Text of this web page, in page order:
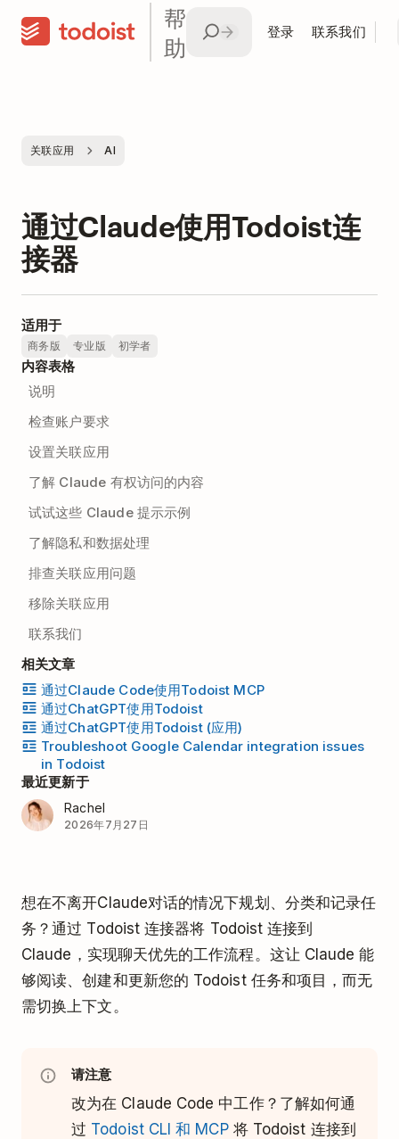
帮
助
登录 联系我们
关联应用 AI
通过Claude使用Todoist连
接器
适用于
商务版 专业版 初学者
内容表格
说明
检查账户要求
设置关联应用
了解 Claude 有权访问的内容
试试这些 Claude 提示示例
了解隐私和数据处理
排查关联应用问题
移除关联应用
联系我们
相关文章
通过Claude Code使用Todoist MCP
通过ChatGPT使用Todoist
通过ChatGPT使用Todoist (应用)
Troubleshoot Google Calendar integration issues
in Todoist
最近更新于
Rachel
2026年7月27日
想在不离开Claude对话的情况下规划、分类和记录任
务？通过 Todoist 连接器将 Todoist 连接到
Claude，实现聊天优先的工作流程。这让 Claude 能
够阅读、创建和更新您的 Todoist 任务和项目，而无
需切换上下文。
请注意
改为在 Claude Code 中工作？了解如何通
过 Todoist CLI 和 MCP将 Todoist 连接到